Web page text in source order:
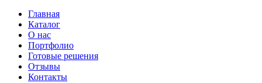
Главная
Каталог
О нас
Портфолио
Готовые решения
Отзывы
Контакты